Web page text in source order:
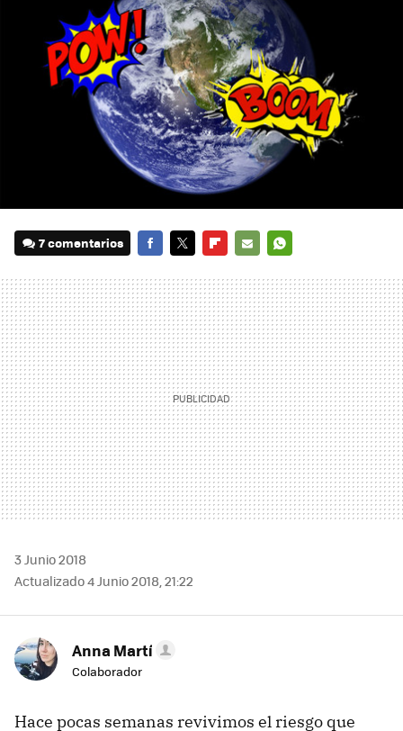
7 comentarios
MAIL
3 Junio 2018
Actualizado 4 Junio 2018, 21:22
Anna Martí
Colaborador
Hace pocas semanas revivimos el riesgo que